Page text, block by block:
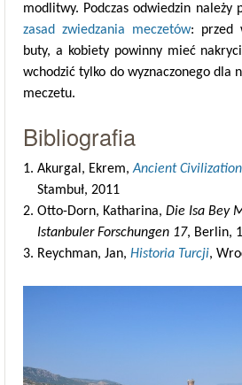
modlitwy. Podczas odwiedzin należy
zasad zwiedzania meczetów: przed
buty, a kobiety powinny mieć
wchodzić tylko do wyznaczonego dla
meczetu.
Bibliografia
Akurgal, Ekrem,Ancient
Stambuł, 2011
Otto-Dorn, Katharina, Die Isa Bey
Istanbuler Forschungen 17, Berlin,
Reychman, Jan, Historia Turcji,